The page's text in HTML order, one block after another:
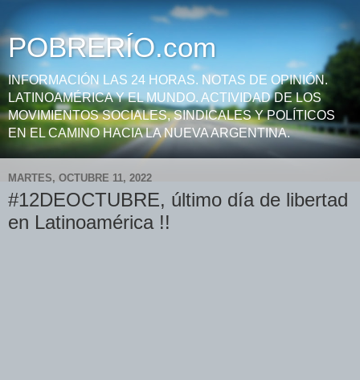
POBRERÍO.com
INFORMACIÓN LAS 24 HORAS. NOTAS DE OPINIÓN.
LATINOAMÉRICA Y EL MUNDO. ACTIVIDAD DE LOS
MOVIMIENTOS SOCIALES, SINDICALES Y POLÍTICOS
EN EL CAMINO HACIA LA NUEVA ARGENTINA.
MARTES, OCTUBRE 11, 2022
#12DEOCTUBRE, último día de libertad
en Latinoamérica !!